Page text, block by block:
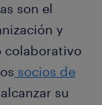
son el
y
colaborativo
socios de
su